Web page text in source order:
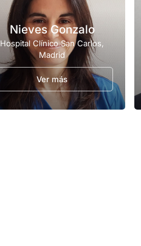
Nieves Gonzalo
Hospital Clínico San Carlos,
Madrid
Ver más